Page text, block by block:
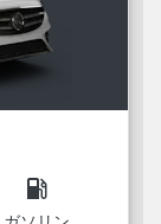
local_gas_station